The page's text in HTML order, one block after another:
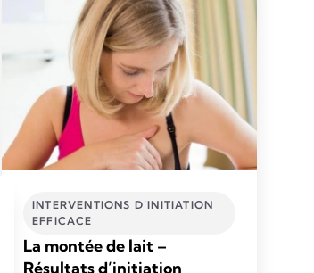
INTERVENTIONS D’INITIATION
EFFICACE
La montée de lait –
Résultats d’initiation